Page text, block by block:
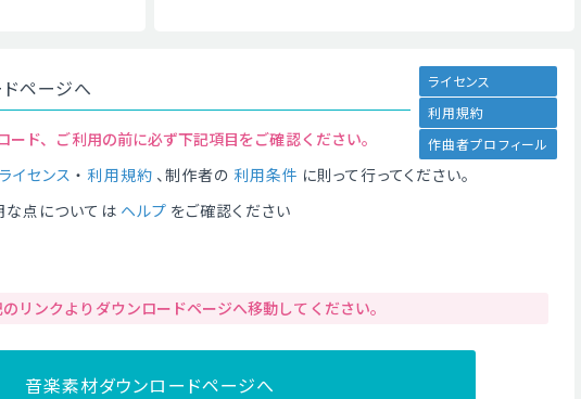
ページへ
ライセンス
利用規約
作曲者プロフィール
ド、ご利用の前に必ず下記項目をご確認ください。
ライセンス ・ 利用規約 、制作者の 利用条件 に則って行ってください。
な点については ヘルプ をご確認ください
リンクよりダウンロードページへ移動してください。
音楽素材ダウンロードページへ